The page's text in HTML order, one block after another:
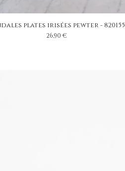
plates irisées pewter - 820155
Prix
26,90 €